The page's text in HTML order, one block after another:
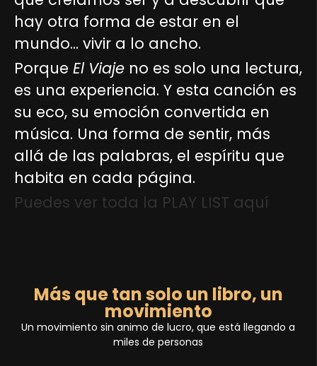
hay otra forma de estar en el
mundo… vivir a lo ancho.
Porque El Viaje no es solo una lectura,
es una experiencia. Y esta canción es
su eco, su emoción convertida en
música. Una forma de sentir, más
allá de las palabras, el espíritu que
habita en cada página.
Puedes ver toda la PLAY LIST aquí
Más que tan solo un libro, un
movimiento
Un movimiento sin animo de lucro, que está llegando a
miles de personas